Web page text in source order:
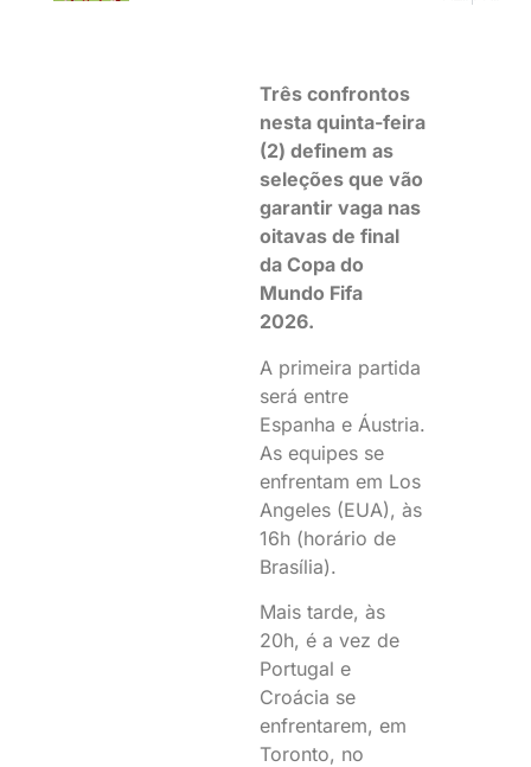
Três confrontos
nesta quinta-feira
(2) definem as
seleções que vão
garantir vaga nas
oitavas de final
da Copa do
Mundo Fifa
2026.
A primeira partida
será entre
Espanha e Áustria.
As equipes se
enfrentam em Los
Angeles (EUA), às
16h (horário de
Brasília).
Mais tarde, às
20h, é a vez de
Portugal e
Croácia se
enfrentarem, em
Toronto, no